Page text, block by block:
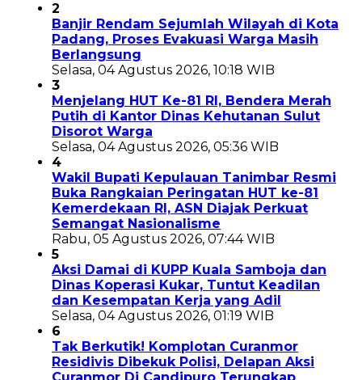
2
Banjir Rendam Sejumlah Wilayah di Kota
Padang, Proses Evakuasi Warga Masih
Berlangsung
Selasa, 04 Agustus 2026, 10:18 WIB
3
Menjelang HUT Ke-81 RI, Bendera Merah
Putih di Kantor Dinas Kehutanan Sulut
Disorot Warga
Selasa, 04 Agustus 2026, 05:36 WIB
4
Wakil Bupati Kepulauan Tanimbar Resmi
Buka Rangkaian Peringatan HUT ke-81
Kemerdekaan RI, ASN Diajak Perkuat
Semangat Nasionalisme
Rabu, 05 Agustus 2026, 07:44 WIB
5
Aksi Damai di KUPP Kuala Samboja dan
Dinas Koperasi Kukar, Tuntut Keadilan
dan Kesempatan Kerja yang Adil
Selasa, 04 Agustus 2026, 01:19 WIB
6
Tak Berkutik! Komplotan Curanmor
Residivis Dibekuk Polisi, Delapan Aksi